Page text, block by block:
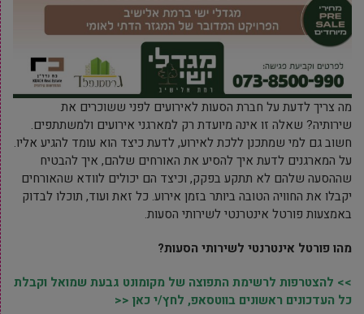
מה צריך לדעת על חברת הסעות לאירועים לפני ששוכרים את
שירותיה? שאלה זו אינה מיועדת רק למארגני אירועים ולמשתתפים.
חשוב גם למי שמתכנן ללכת לאירוע, לדעת כיצד הוא עומד להגיע אליו.
על המארגנים לדעת איך להסיע את האורחים שלהם, איך להבטיח
שההסעה שלהם לא תתקע בפקק, וכיצד הם יכולים לוודא שהאורחים
יקבלו את החוויה הטובה ביותר בזמן אירוע. כל זאת ועוד, תוכלו לבדוק
באמצעות פורטל אינטרנטי לשירותי הסעות.
מהו פורטל אינטרנטי לשירותי הסעות?
>> להצטרפות לרשימת התפוצה של מקומונט גבעת שמואל וקבלת
כל העדכונים ראשונים בווטסאפ, לחץ/י כאן <<